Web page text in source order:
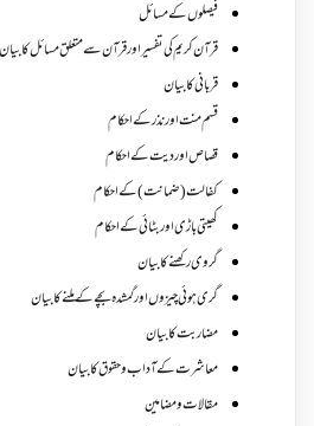
فیصلوں کے مسائل
قرآن کریم کی تفسیر اور قرآن سے متعلق مسائل کا بیان
قربانی کا بیان
قسم منت اور نذر کے احکام
قصاص اور دیت کے احکام
کفالت (ضمانت) کے احکام
کھیتی باڑی اور بٹائی کے احکام
گروی رکھنے کا بیان
گری ہوئی چیزوں اورگمشدہ بچے کے ملنے کا بیان
مضاربت کا بیان
معاشرت کے آداب و حقوق کا بیان
مقالات ومضامین